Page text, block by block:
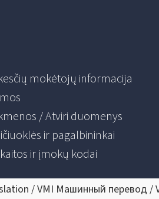
mokėtojų informacija
/ Atviri duomenys
ir pagalbininkai
ir įmokų kodai
/ VMI Машинный перевод /